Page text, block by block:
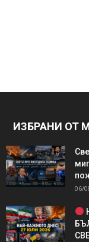
ИЗБРАНИ ОТ
06/